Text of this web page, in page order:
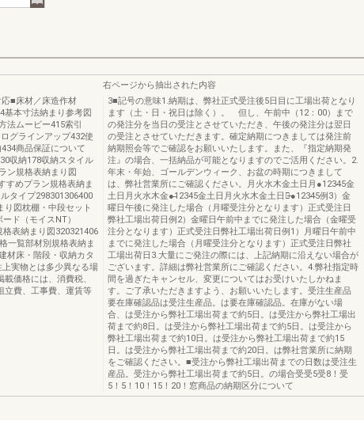
■床材／床造作材
基本寸法納まり参考図
法ムービー415索引
グラインアップ432使
商品保証について
収納178収納スタイル
ン規格表納まり図
すめプラン規格表納ま
タイプ298301306400
図枕棚・中段セット
ド（モイスNT）
表納まり図320321406
一覧部材別規格表納ま
材床・階段・収納カタ
実物とは多少異なる場
価格には、消費税、
立費、工事費、運賃等
右ページから抽出された内容
3■記号の意味1.納期は、弊社正式受注後5日目に工場出荷となり
ます（土・日・祝日は除く）。 但し、午前中（12：00）まで
の発注分を当日の受注とさせていただき、午後の発注分は翌日
の受注とさせていただきます。確定納期につきましては発注前
納期照会等でご確認をお願いいたします。また、『指定納期発
注』の場合、一括納品が可能となりますのでご活用ください。2.
年末・年始、ゴールデンウィーク、お盆の時期につきまして
は、弊社営業所にご確認ください。月火水木金土日月●1234̶̶5金
土日月火水木金●̶̶12345金土日月火水木金土日月̶̶●1234̶̶5例3）金
曜日午後に発注した場合（月曜受注分となります）正式受注日
弊社工場出荷日例2）金曜日午前中までに発注した場合（金曜受
注分となります）正式受注日弊社工場出荷日例1）月曜日午前中
までに発注した場合（月曜受注分となります）正式受注日弊社
工場出荷日3.大量にご発注の際には、上記納期に沿えない場合が
ございます。詳細は弊社営業所にご確認ください。4.弊社指定時
間を過ぎたキャンセル、変更についてはお受けいたしかねま
す。ご了承いただきますよう、お願いいたします。受注生産品
要在庫確認品は受注生産品。は要在庫確認品。在庫がない場
合、は受注から弊社工場出荷まで約5日。は受注から弊社工場出
荷まで約8日。は受注から弊社工場出荷まで約5日。は受注から
弊社工場出荷まで約10日。は受注から弊社工場出荷まで約15
日。は受注から弊社工場出荷まで約20日。は弊社営業所に納期
をご確認ください。■受注から弊社工場出荷までの日数は受注生
産品。受注から弊社工場出荷まで約5日。の場合受受5受8！受
5！5！10！15！20！窓商品の納期区分について